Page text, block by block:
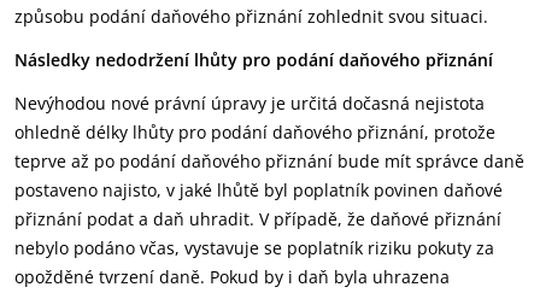
způsobu podání daňového přiznání zohlednit svou situaci.
Následky nedodržení lhůty pro podání daňového přiznání
Nevýhodou nové právní úpravy je určitá dočasná nejistota
ohledně délky lhůty pro podání daňového přiznání, protože
teprve až po podání daňového přiznání bude mít správce daně
postaveno najisto, v jaké lhůtě byl poplatník povinen daňové
přiznání podat a daň uhradit. V případě, že daňové přiznání
nebylo podáno včas, vystavuje se poplatník riziku pokuty za
opožděné tvrzení daně. Pokud by i daň byla uhrazena